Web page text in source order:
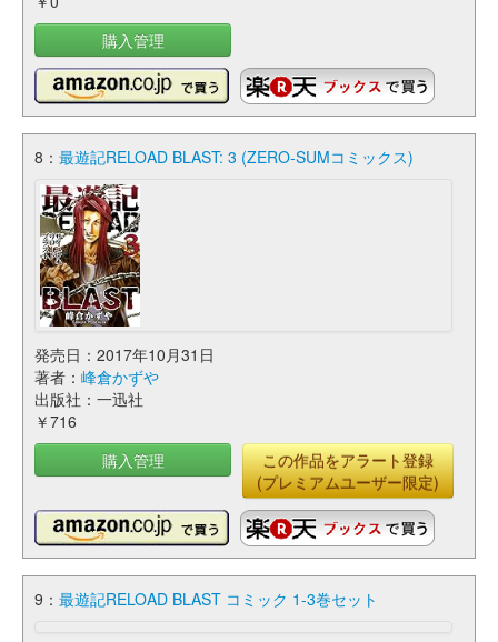
購入管理
8： 最遊記RELOAD BLAST: 3 (ZERO-SUMコミックス)
発売日：2017年10月31日
著者： 峰倉かずや
出版社：一迅社
￥716
購入管理
この作品をアラート登録
(プレミアムユーザー限定)
9： 最遊記RELOAD BLAST コミック 1-3巻セット